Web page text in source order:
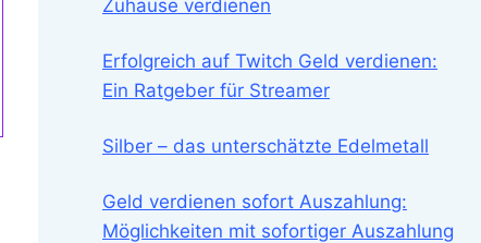
Zuhause verdienen
Erfolgreich auf Twitch Geld verdienen:
Ein Ratgeber für Streamer
Silber – das unterschätzte Edelmetall
Geld verdienen sofort Auszahlung:
Möglichkeiten mit sofortiger Auszahlung